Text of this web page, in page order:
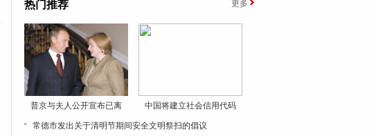
热门推荐 更多
普京与夫人公开宣布已离 中国将建立社会信用代码
常德市发出关于清明节期间安全文明祭扫的倡议